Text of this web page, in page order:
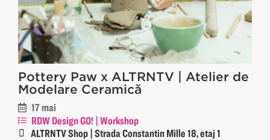
Pottery Paw x ALTRNTV | Atelier de
Modelare Ceramică
17 mai
RDW Design GO! | Workshop
ALTRNTV Shop | Strada Constantin Mille 18, etaj 1